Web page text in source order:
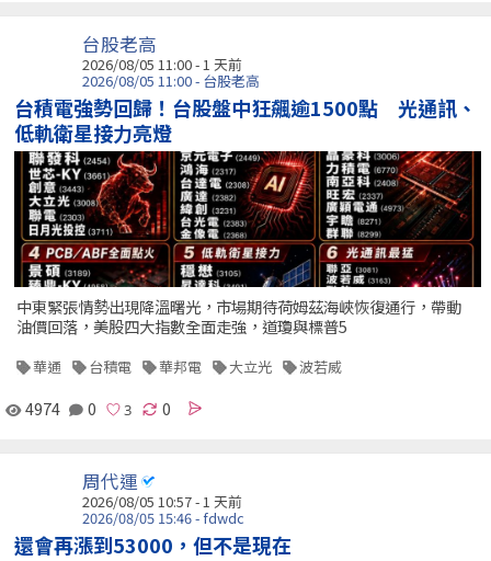
台股老高
2026/08/05 11:00 - 1 天前
2026/08/05 11:00 - 台股老高
台積電強勢回歸！台股盤中狂飆逾1500點 光通訊、
低軌衛星接力亮燈
中東緊張情勢出現降溫曙光，市場期待荷姆茲海峽恢復通行，帶動
油價回落，美股四大指數全面走強，道瓊與標普5
華通 台積電 華邦電 大立光 波若威
4974 0 0
周代運
2026/08/05 10:57 - 1 天前
2026/08/05 15:46 - fdwdc
還會再漲到53000，但不是現在